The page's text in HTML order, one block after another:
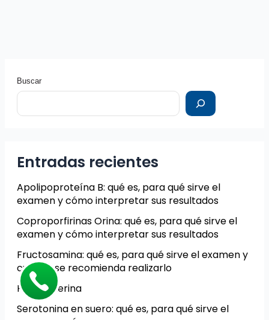
Buscar
Entradas recientes
Apolipoproteína B: qué es, para qué sirve el
examen y cómo interpretar sus resultados
Coproporfirinas Orina: qué es, para qué sirve el
examen y cómo interpretar sus resultados
Fructosamina: qué es, para qué sirve el examen y
cuándo se recomienda realizarlo
Hemosiderina
Serotonina en suero: qué es, para qué sirve el